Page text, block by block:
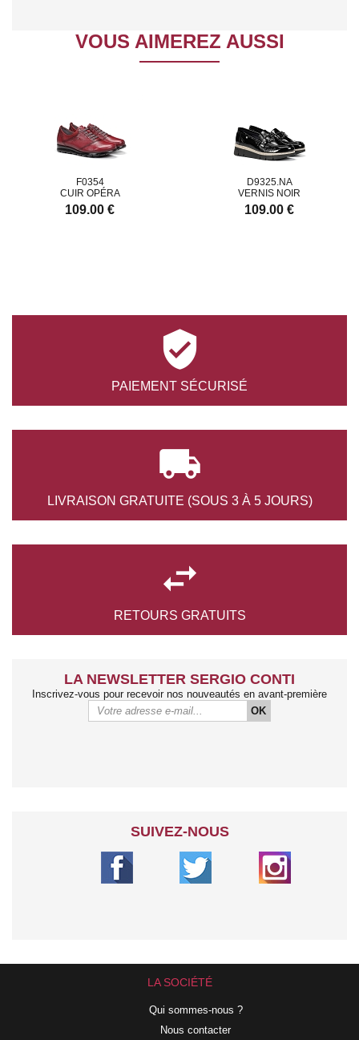
VOUS AIMEREZ AUSSI
F0354
CUIR OPÉRA
109.00 €
D9325.NA
VERNIS NOIR
109.00 €

PAIEMENT SÉCURISÉ

LIVRAISON GRATUITE (SOUS 3 À 5 JOURS)

RETOURS GRATUITS
LA NEWSLETTER SERGIO CONTI
Inscrivez-vous pour recevoir nos nouveautés en avant-première
OK
SUIVEZ-NOUS
LA SOCIÉTÉ
Qui sommes-nous ?
Nous contacter